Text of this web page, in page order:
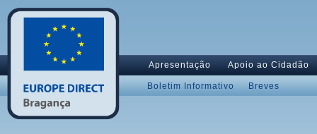
Apresentação Apoio ao Cidadão
Boletim Informativo Breves